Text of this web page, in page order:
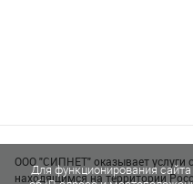
ООО "СИПНЕТ" оказывает услуги
находящимся на территории
Для функционирования